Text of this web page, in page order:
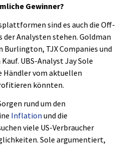
Gewinner?
sind es auch die Off-
der Analysten stehen. Goldman
TJX Companies und
UBS-Analyst Jay Sole
Händler vom aktuellen
könnten.
rund um den
Inflation und die
viele US-Verbraucher
Sole argumentiert,